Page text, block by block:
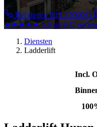
Bel direct: 023-2200011
★★★★★ 5.0 uit 647
Diensten
Ladderlift
Incl.